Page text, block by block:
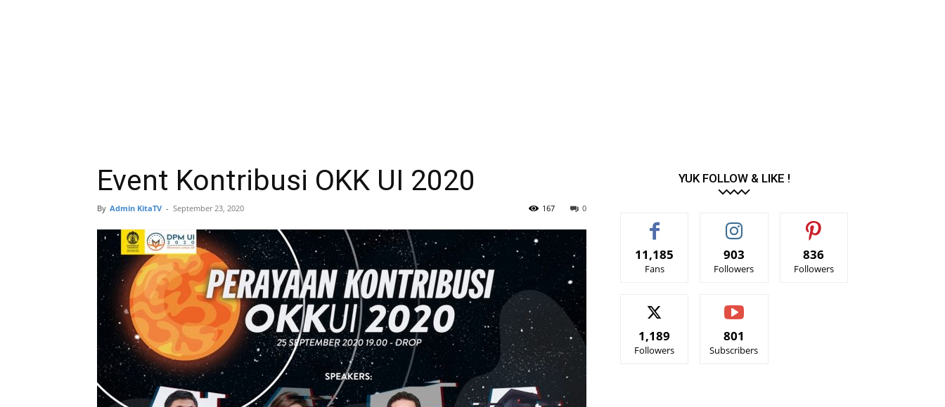
Event Kontribusi OKK UI 2020
By Admin KitaTV - September 23, 2020 0
167
YUK FOLLOW & LIKE !
11,185
Fans
903
Followers
836
Followers
1,189
Followers
801
Subscribers